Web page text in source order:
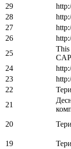
29
28
27
26
25
This
24
23
22
21
20
19